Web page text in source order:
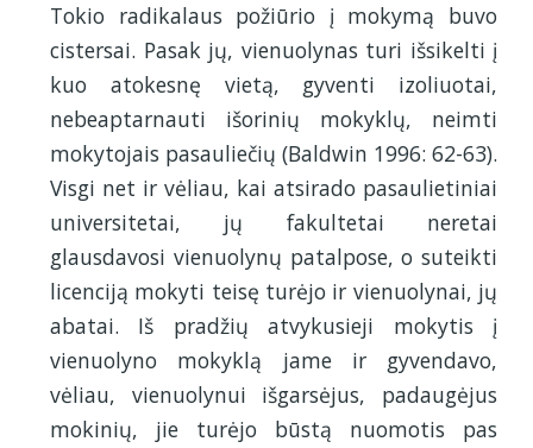
Tokio radikalaus požiūrio į mokymą buvo
cistersai. Pasak jų, vienuolynas turi išsikelti į
kuo atokesnę vietą, gyventi izoliuotai,
nebeaptarnauti išorinių mokyklų, neimti
mokytojais pasauliečių (Baldwin 1996: 62-63).
Visgi net ir vėliau, kai atsirado pasaulietiniai
universitetai, jų fakultetai neretai
glausdavosi vienuolynų patalpose, o suteikti
licenciją mokyti teisę turėjo ir vienuolynai, jų
abatai. Iš pradžių atvykusieji mokytis į
vienuolyno mokyklą jame ir gyvendavo,
vėliau, vienuolynui išgarsėjus, padaugėjus
mokinių, jie turėjo būstą nuomotis pas